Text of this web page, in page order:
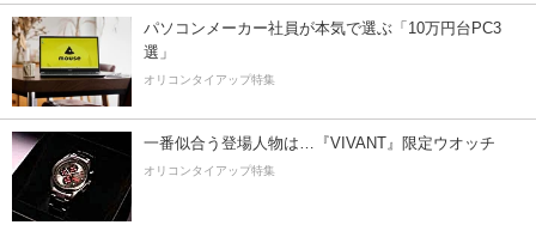
パソコンメーカー社員が本気で選ぶ「10万円台PC3
選」
オリコンタイアップ特集
一番似合う登場人物は…『VIVANT』限定ウオッチ
オリコンタイアップ特集